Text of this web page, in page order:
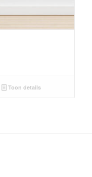
Toon details